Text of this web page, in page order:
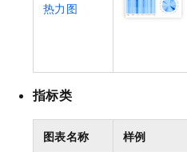
热力图
指标类
图表名称 样例